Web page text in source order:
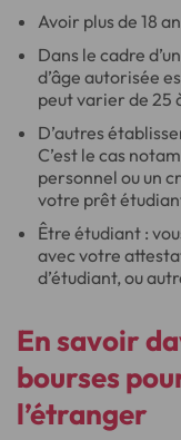
Avoir plus de 18
Dans le cadre
d’âge autorisée
peut varier de 25
D’autres
C’est le cas
personnel ou un
votre prêt
Être étudiant :
avec votre
d’étudiant, ou
En savoir
bourses
l’étranger